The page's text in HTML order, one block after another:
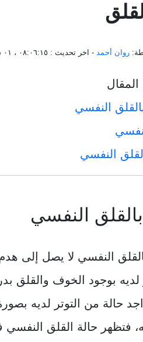
روان أحمد - اخر تحديث : ٠٨:٠٦:١٥ ، ٠١ سبتمبر ٢٠٢٤
المقال
بالقلق النفسي
النفسي
بالقلق النفسي
بالقلق النفسي لا يصل إلى
بوجود الخوف والقلق
حالة من التوتر لديه
فتظهر حالة القلق